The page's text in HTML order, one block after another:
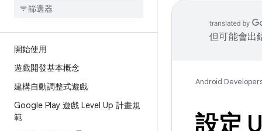
開始使用
遊戲開發基本概念
建構自動調整式遊戲
Google Play 遊戲 Level Up 計畫規
範
但可能會出
Android
設定